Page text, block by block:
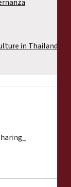
in Thailand